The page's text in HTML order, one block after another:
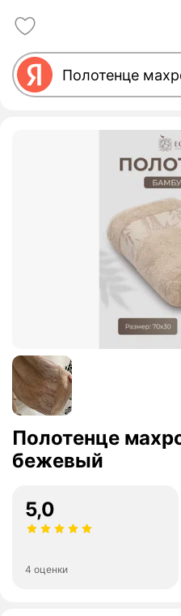
Полотенце
бежевый
5,0
4 оценки